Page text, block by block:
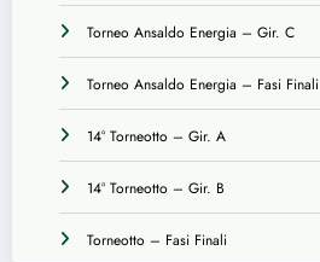
Torneo Ansaldo Energia – Gir. C
Torneo Ansaldo Energia – Fasi Finali
14° Torneotto – Gir. A
14° Torneotto – Gir. B
Torneotto – Fasi Finali